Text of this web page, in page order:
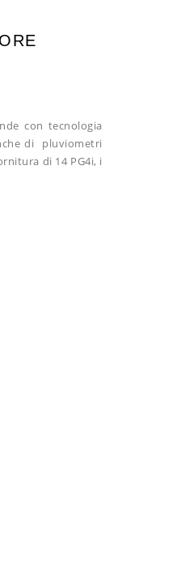
con tecnologia
di
pluviometri
di 14 PG4i, i